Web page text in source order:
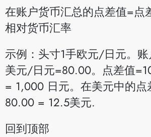
在账户货币汇总的点差值=点
相对货币汇率
示例：头寸1手欧元/日元。账
美元/日元=80.00。点差值
= 1,000 日元。在美元中的
80.00 = 12.5美元.
回到顶部